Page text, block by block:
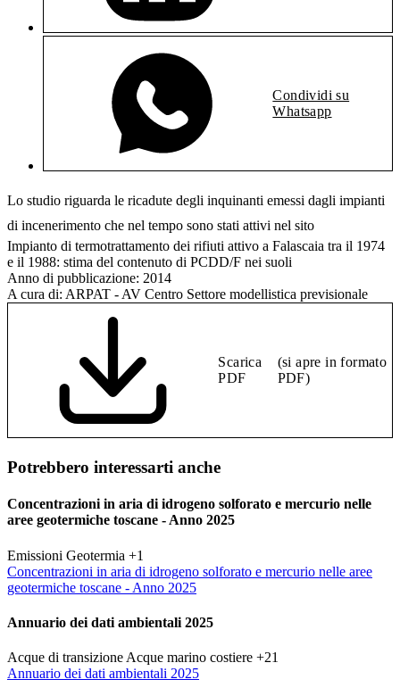
Condividi su
Whatsapp
Lo studio riguarda le ricadute degli inquinanti emessi dagli impianti
di incenerimento che nel tempo sono stati attivi nel sito
Impianto di termotrattamento dei rifiuti attivo a Falascaia tra il 1974
e il 1988: stima del contenuto di PCDD/F nei suoli
Anno di pubblicazione: 2014
A cura di: ARPAT - AV Centro Settore modellistica previsionale
Scarica
PDF
(si apre in formato
PDF)
Potrebbero interessarti anche
Concentrazioni in aria di idrogeno solforato e mercurio nelle
aree geotermiche toscane - Anno 2025
Emissioni Geotermia +1
Concentrazioni in aria di idrogeno solforato e mercurio nelle aree
geotermiche toscane - Anno 2025
Annuario dei dati ambientali 2025
Acque di transizione Acque marino costiere +21
Annuario dei dati ambientali 2025